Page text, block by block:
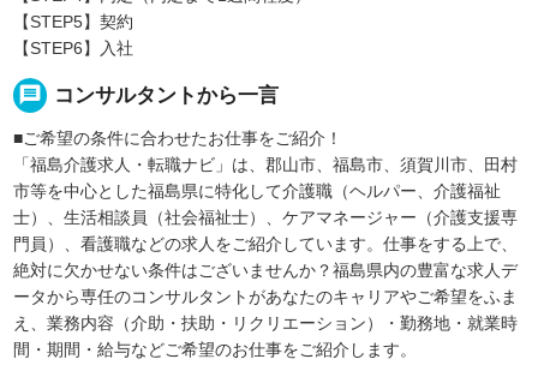
【STEP5】契約
【STEP6】入社
message コンサルタントから一言
■ご希望の条件に合わせたお仕事をご紹介！
「福島介護求人・転職ナビ」は、郡山市、福島市、須賀川市、田村
市等を中心とした福島県に特化して介護職（ヘルパー、介護福祉
士）、生活相談員（社会福祉士）、ケアマネージャー（介護支援専
門員）、看護職などの求人をご紹介しています。仕事をする上で、
絶対に欠かせない条件はございませんか？福島県内の豊富な求人デ
ータから専任のコンサルタントがあなたのキャリアやご希望をふま
え、業務内容（介助・扶助・リクリエーション）・勤務地・就業時
間・期間・給与などご希望のお仕事をご紹介します。